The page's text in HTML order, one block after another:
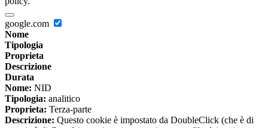
google.com
Nome
Tipologia
Proprieta
Descrizione
Durata
Nome: NID
Tipologia: analitico
Proprieta: Terza-parte
Descrizione: Questo cookie è impostato da DoubleClick (che è di